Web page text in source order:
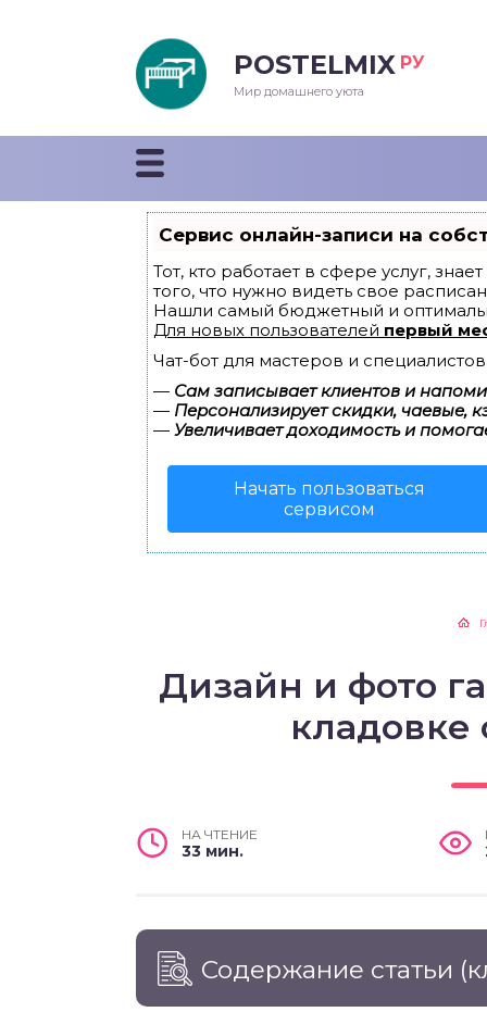
POSTELMIX РУ
Мир домашнего уюта
Сервис онлайн-записи на
Тот, кто работает в сфере услуг,
того, что нужно видеть свое
Нашли самый бюджетный и
Для новых пользователей первый
Чат-бот для мастеров и
— Сам записывает клиентов и
— Персонализирует скидки, чаевые,
— Увеличивает доходимость и
Начать пользоваться
сервисом
Дизайн и фото
НА ЧТЕНИЕ
33 мин.
Содержание статьи